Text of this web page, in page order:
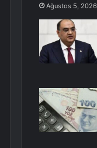
Ağustos 5, 2026